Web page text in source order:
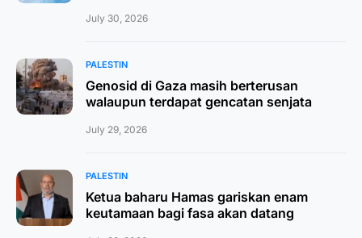
July 30, 2026
PALESTIN
Genosid di Gaza masih berterusan
walaupun terdapat gencatan senjata
July 29, 2026
PALESTIN
Ketua baharu Hamas gariskan enam
keutamaan bagi fasa akan datang